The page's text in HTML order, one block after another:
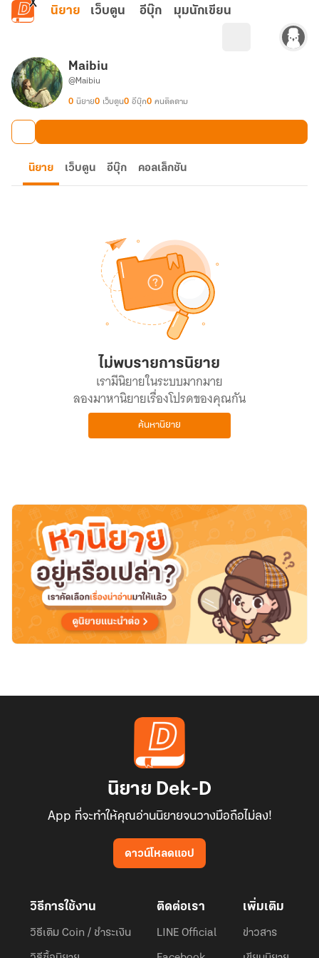
ข้ามไปยังเนื้อหาหลัก
นิยาย เว็บตูน อีบุ๊ก มุมนักเขียน
Maibiu
@Maibiu
0 นิยาย0 เว็บตูน0 อีบุ๊ก0 คนติดตาม
นิยาย เว็บตูน อีบุ๊ก คอลเล็กชัน
ไม่พบรายการนิยาย
เรามีนิยายในระบบมากมาย
ลองมาหานิยายเรื่องโปรดของคุณกัน
ค้นหานิยาย
นิยาย Dek-D
App ที่จะทำให้คุณอ่านนิยายจนวางมือถือไม่ลง!
ดาวน์โหลดแอป
วิธีการใช้งาน
วิธีเติม Coin / ชำระเงิน
ติดต่อเรา
LINE Official
เพิ่มเติม
ข่าวสาร